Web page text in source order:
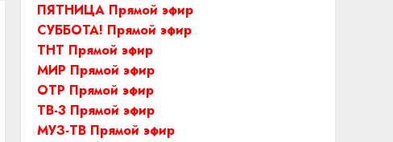
ПЯТНИЦА Прямой эфир
СУББОТА! Прямой эфир
ТНТ Прямой эфир
МИР Прямой эфир
ОТР Прямой эфир
ТВ-3 Прямой эфир
МУЗ-ТВ Прямой эфир